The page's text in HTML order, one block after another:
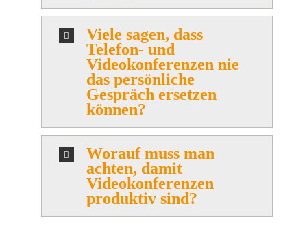
Viele sagen, dass
Telefon- und
Videokonferenzen nie
das persönliche
Gespräch ersetzen
können?
Worauf muss man
achten, damit
Videokonferenzen
produktiv sind?